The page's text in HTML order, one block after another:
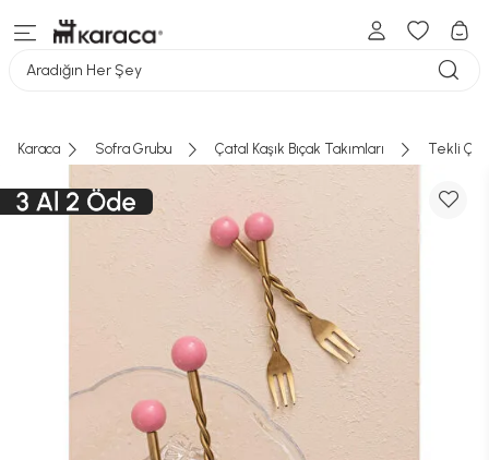
Aradığın Her Şey
Karaca Sofra Grubu Çatal Kaşık Bıçak Takımları Tekli